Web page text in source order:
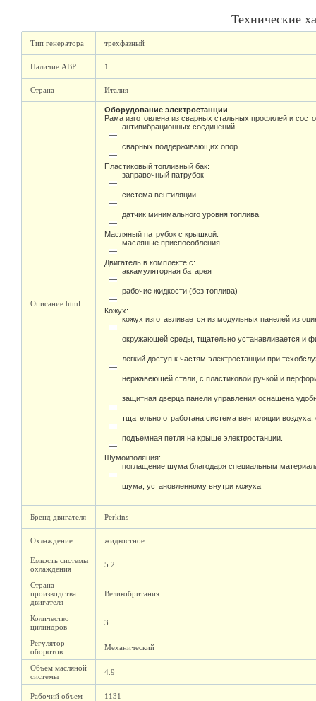
Технические
Тип генератора трехфазный
Наличие АВР 1
Страна Италия
Описание html
Оборудование электростанции
Рама изготовлена из сварных стальных профилей и
антивибрационных соединений
сварных поддерживающих опор
Пластиковый топливный бак:
заправочный патрубок
система вентиляции
датчик минимального уровня топлива
Масляный патрубок с крышкой:
масляные приспособления
Двигатель в комплекте с:
аккамуляторная батарея
рабочие жидкости (без топлива)
Кожух:
кожух изготавливается из модульных панелей из
окружающей среды, тщательно устанавливается и
легкий доступ к частям электростанции при
нержавеющей стали, с пластиковой ручкой и
защитная дверца панели управления оснащена
тщательно отработана система вентиляции
подъемная петля на крыше электростанции.
Шумоизоляция:
поглащение шума благодаря специальным
шума, установленному внутри кожуха
Бренд двигателя Perkins
Охлаждение жидкостное
Емкость системы
охлаждения
5.2
Страна
производства
двигателя
Великобритания
Количество
цилиндров
3
Регулятор
оборотов
Механический
Объем масляной
системы
4.9
Рабочий объем 1131